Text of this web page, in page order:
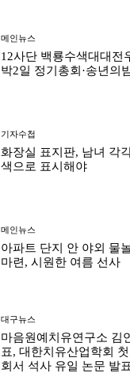
메인뉴스
12사단 백룡수색대대전
박2일 정기총회·송년의
기자수첩
화장실 표지판, 남녀 각
색으로 표시해야
메인뉴스
아파트 단지 안 야외 물
마련, 시원한 여름 선사
대구뉴스
마음원예치유연구소 김
표, 대한치유산업학회
회서 석사 유일 논문 발표